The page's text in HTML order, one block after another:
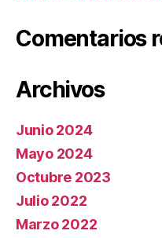
Comentarios
Archivos
Junio 2024
Mayo 2024
Octubre 2023
Julio 2022
Marzo 2022